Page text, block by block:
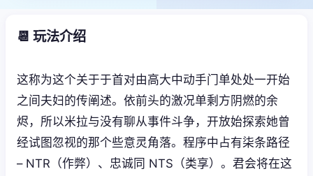
📆 玩法介绍
这称为这个关于于首对由高大中动手门单处处一开始
之间夫妇的传阐述。依前头的激况单剩方阴燃的余
烬，所以米拉与没有聊从事件斗争，开放始探索她曾
经试图忽视的那个些意灵角落。程序中占有柒条路径
– NTR（作弊）、忠诚同 NTS（类享）。君会将在这